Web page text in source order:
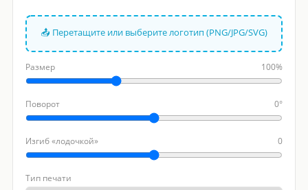
📤 Перетащите или выберите логотип (PNG/JPG/SVG)
Размер 100%
Поворот 0°
Изгиб «лодочкой» 0
Тип печати